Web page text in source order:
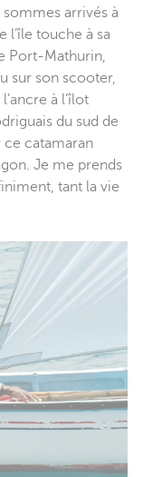
arrivés à
l’île touche à sa
Port-Mathurin,
sur son scooter,
l’ancre à l’îlot
du sud de
ce catamaran
Je me prends
tant la vie